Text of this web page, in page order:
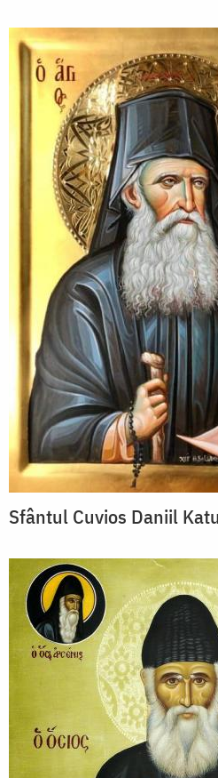
Sfântul Cuvios Daniil